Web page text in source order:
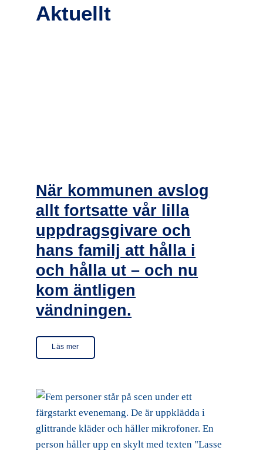
Aktuellt
När kommunen avslog
allt fortsatte vår lilla
uppdragsgivare och
hans familj att hålla i
och hålla ut – och nu
kom äntligen
vändningen.
Läs mer